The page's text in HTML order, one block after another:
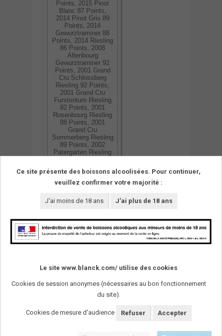
Points, 2015 Pinot
Blanc 87 Points,
2014 Pinot Gris 89
Points, 2014
Gewurztraminer 88
Points, 2014 Riesling
86 Points, 2008
Altenbourg
Gewurztraminer 92
Points, 2001 Grand
Cru Schlossberg
Riesling 92 Points,
2001 Grand Cru
Furstentum Riesling
92 Points, 2001
Rosenbourg Riesling
88 Points, 2001
Grand Cru
Sommerberg Riesling
89 Points, 2002
Patergarten Riesling
Ce site présente des boissons alcoolisées. Pour continuer,
veuillez confirmer votre majorité :
J'ai moins de 18 ans J'ai plus de 18 ans
Le site www.blanck.com/ utilise des cookies
Cookies de session anonymes (nécessaires au bon fonctionnement
du site).
Cookies de mesure d'audience Refuser Accepter